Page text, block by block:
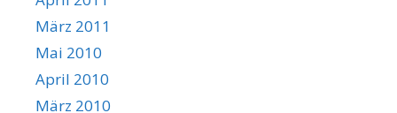
März 2011
Mai 2010
April 2010
März 2010